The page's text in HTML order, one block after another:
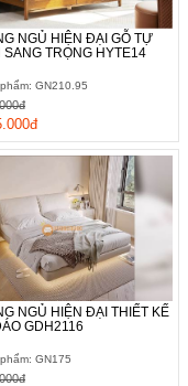
NGỦ HIỆN ĐẠI GỖ TỰ
SANG TRỌNG HYTE14
GN210.95
NGỦ HIỆN ĐẠI THIẾT KẾ
GDH2116
GN175